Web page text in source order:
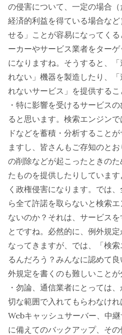
の侵害について、一定の場合
経済的利益を得ている場合な
せる」ことが容易になってく
ーカーやサービス業者をター
になりますね。そうすると、
れない」機器を製造したり、
れないサービス」を提供するこ
・特に影響を受けるサービス
ると思います。検索エンジン
ドなどを蓄積・分析すること
ますし、皆さんもご存知のと
の削除などが起こったときの
たものを提供したりしていま
く政権侵害になります。では
ら全て許諾を取らないと検索
ないのか？それは、サービス
とですね。必然的に、例外規
なってきますが、では、「検
るんだろう？みんなに認めて
外規定を書くのも難しいことが
・勿論、通信業者にとっては
切な範囲で入れてもらわなけれ
Webキャッシュサーバー、中
に備えてのバックアップ、そ